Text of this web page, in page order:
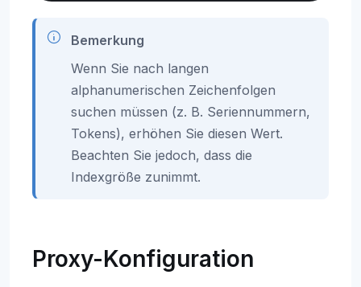
Bemerkung
Wenn Sie nach langen
alphanumerischen Zeichenfolgen
suchen müssen (z. B. Seriennummern,
Tokens), erhöhen Sie diesen Wert.
Beachten Sie jedoch, dass die
Indexgröße zunimmt.
Proxy-Konfiguration